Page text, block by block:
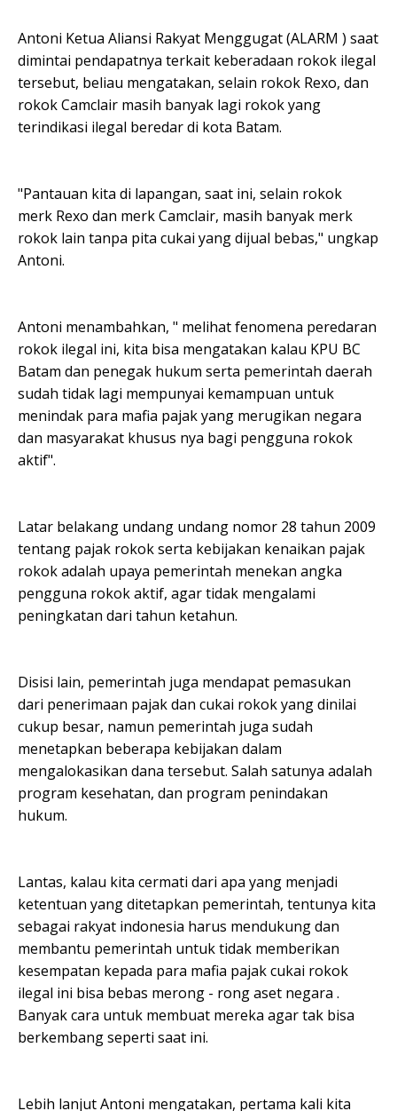
Antoni Ketua Aliansi Rakyat Menggugat (ALARM ) saat
dimintai pendapatnya terkait keberadaan rokok ilegal
tersebut, beliau mengatakan, selain rokok Rexo, dan
rokok Camclair masih banyak lagi rokok yang
terindikasi ilegal beredar di kota Batam.
"Pantauan kita di lapangan, saat ini, selain rokok
merk Rexo dan merk Camclair, masih banyak merk
rokok lain tanpa pita cukai yang dijual bebas," ungkap
Antoni.
Antoni menambahkan, " melihat fenomena peredaran
rokok ilegal ini, kita bisa mengatakan kalau KPU BC
Batam dan penegak hukum serta pemerintah daerah
sudah tidak lagi mempunyai kemampuan untuk
menindak para mafia pajak yang merugikan negara
dan masyarakat khusus nya bagi pengguna rokok
aktif".
Latar belakang undang undang nomor 28 tahun 2009
tentang pajak rokok serta kebijakan kenaikan pajak
rokok adalah upaya pemerintah menekan angka
pengguna rokok aktif, agar tidak mengalami
peningkatan dari tahun ketahun.
Disisi lain, pemerintah juga mendapat pemasukan
dari penerimaan pajak dan cukai rokok yang dinilai
cukup besar, namun pemerintah juga sudah
menetapkan beberapa kebijakan dalam
mengalokasikan dana tersebut. Salah satunya adalah
program kesehatan, dan program penindakan
hukum.
Lantas, kalau kita cermati dari apa yang menjadi
ketentuan yang ditetapkan pemerintah, tentunya kita
sebagai rakyat indonesia harus mendukung dan
membantu pemerintah untuk tidak memberikan
kesempatan kepada para mafia pajak cukai rokok
ilegal ini bisa bebas merong - rong aset negara .
Banyak cara untuk membuat mereka agar tak bisa
berkembang seperti saat ini.
Lebih lanjut Antoni mengatakan, pertama kali kita